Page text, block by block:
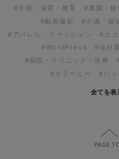
#学校・保育・教育
#農園・牧
#動画撮影
#介護・福祉
#アパレル・ファッション
#エ
#WordPress
#会社
#病院・クリニック・医療
#カラーミー
#パッ
全てを表